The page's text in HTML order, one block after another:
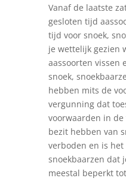
Vanaf de laatste
gesloten tijd
tijd voor snoek,
je wettelijk gezien
aassoorten vissen
snoek,
hebben mits de
vergunning dat
voorwaarden in
bezit hebben van
verboden en is
snoekbaarzen dat
meestal beperkt